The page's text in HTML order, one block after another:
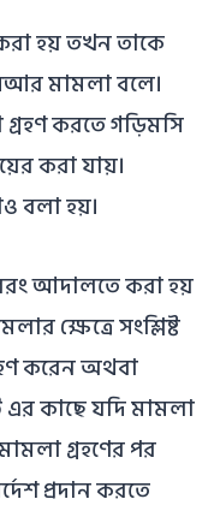
হয় তখন তাকে
মামলা বলে।
করতে গড়িমসি
করা যায়।
বলা হয়।
আদালতে করা হয়
ক্ষেত্রে সংশ্লিষ্ট
করেন অথবা
এর কাছে যদি মামলা
গ্রহণের পর
প্রদান করতে